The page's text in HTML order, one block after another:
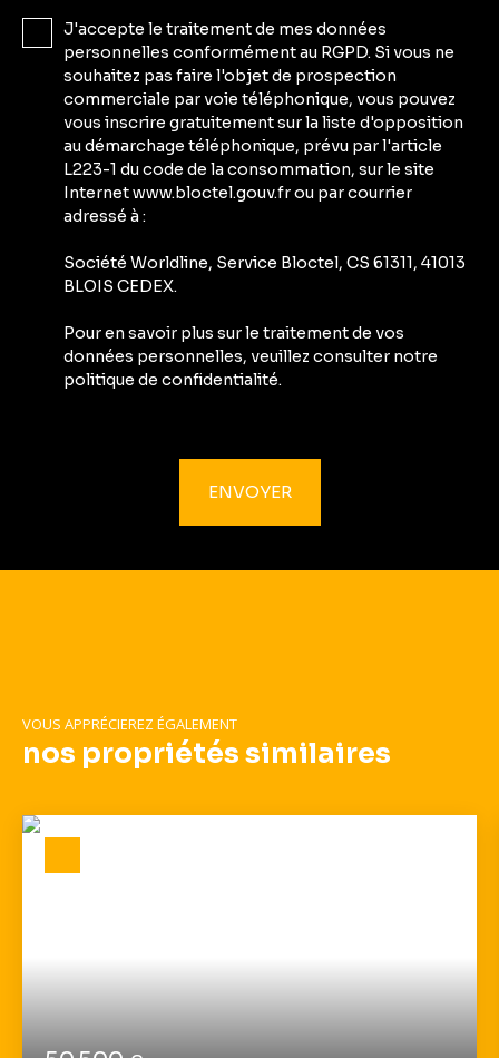
J'accepte le traitement de mes données
personnelles conformément au RGPD. Si vous ne
souhaitez pas faire l'objet de prospection
commerciale par voie téléphonique, vous pouvez
vous inscrire gratuitement sur la liste d'opposition
au démarchage téléphonique, prévu par l'article
L223-1 du code de la consommation, sur le site
Internet www.bloctel.gouv.fr ou par courrier
adressé à :
Société Worldline, Service Bloctel, CS 61311, 41013
BLOIS CEDEX.
Pour en savoir plus sur le traitement de vos
données personnelles, veuillez consulter notre
politique de confidentialité.
ENVOYER
VOUS APPRÉCIEREZ ÉGALEMENT
nos propriétés similaires